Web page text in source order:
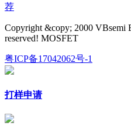
荐
Copyright &copy; 2000 VBsemi
reserved! MOSFET
粤ICP备17042062号-1
打样申请